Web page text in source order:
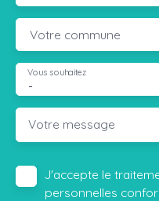
Votre commune
-
Vous souhaitez
Votre message
J'accepte le
personnelles